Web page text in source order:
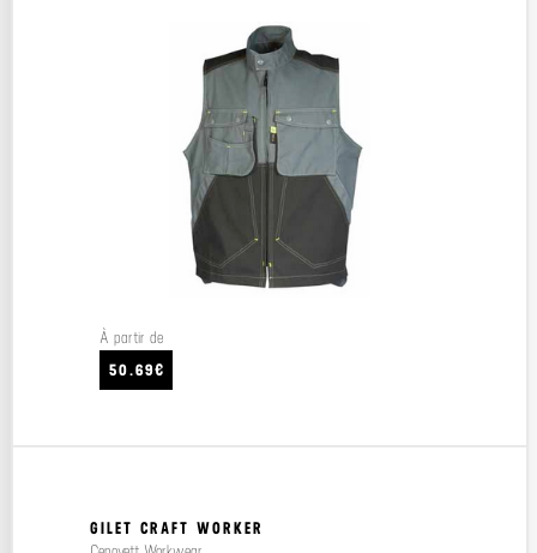
À partir de
50.69€
GILET CRAFT WORKER